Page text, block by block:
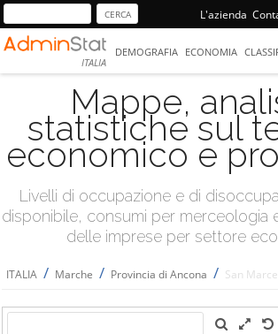
L'azienda
ITALIA
DEMOGRAFIA ECONOMIA
Mappe,
statistiche sul
economico e
Livelli di occupazione e di
disponibile, consumi per merceologia
delle imprese per settore
ITALIA / Marche / Provincia di Ancona / San